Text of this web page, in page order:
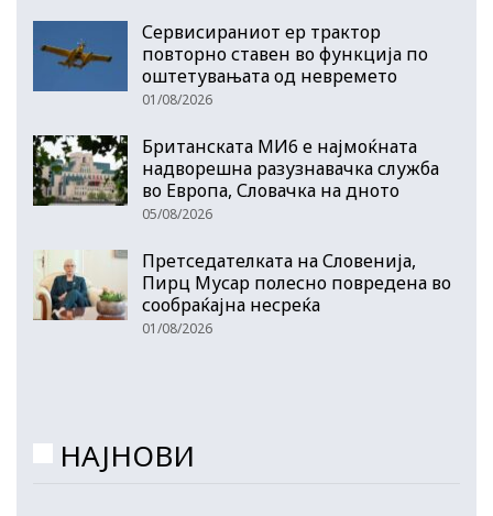
Сервисираниот ер трактор
повторно ставен во функција по
оштетувањата од невремето
01/08/2026
Британската МИ6 е најмоќната
надворешна разузнавачка служба
во Европа, Словачка на дното
05/08/2026
Претседателката на Словенија,
Пирц Мусар полесно повредена во
сообраќајна несреќа
01/08/2026
НАЈНОВИ